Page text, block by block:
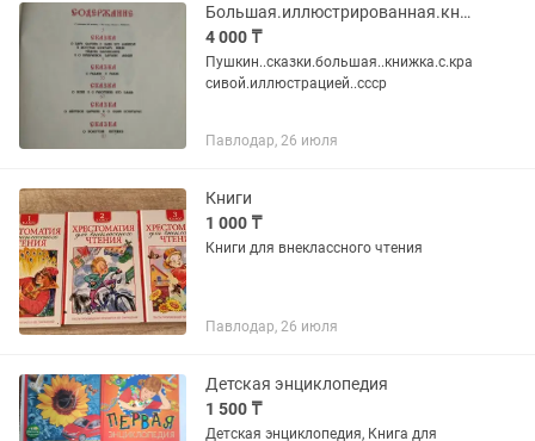
Большая.иллюстрированная.книга..сказки. пушкина...ссср
4 000 ₸
Пушкин..сказки.большая..книжка.с.кра
сивой.иллюстрацией..ссср
Павлодар, 26 июля
Книги
1 000 ₸
Книги для внеклассного чтения
Павлодар, 26 июля
Детская энциклопедия
1 500 ₸
Детская энциклопедия, Книга для